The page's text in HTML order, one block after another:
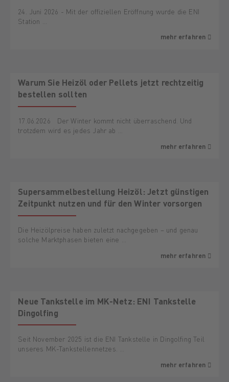
24. Juni 2026 - Mit der offiziellen Eröffnung wurde die ENI
Station …
mehr erfahren
Warum Sie Heizöl oder Pellets jetzt rechtzeitig
bestellen sollten
17.06.2026 Der Winter kommt nicht überraschend. Und
trotzdem wird es jedes Jahr ab …
mehr erfahren
AKTION
Supersammelbestellung Heizöl: Jetzt günstigen
Zeitpunkt nutzen und für den Winter vorsorgen
Die Heizölpreise haben zuletzt nachgegeben – und genau
solche Marktphasen bieten eine …
mehr erfahren
Neue Tankstelle im MK-Netz: ENI Tankstelle
Dingolfing
Seit November 2025 ist die ENI Tankstelle in Dingolfing Teil
unseres MK-Tankstellennetzes. …
mehr erfahren